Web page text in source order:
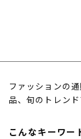
ファッションの
品、旬のトレンド
こんなキーワー